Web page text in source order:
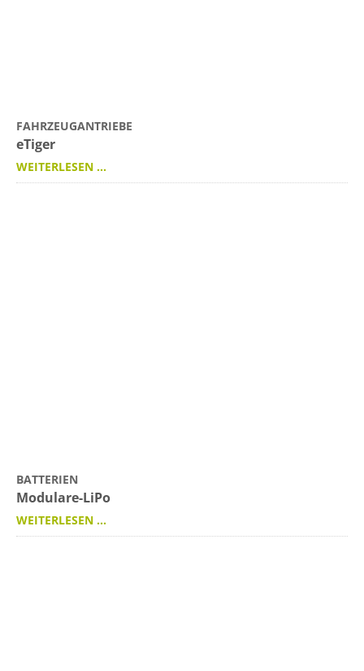
FAHRZEUGANTRIEBE
eTiger
WEITERLESEN …
BATTERIEN
Modulare-LiPo
WEITERLESEN …